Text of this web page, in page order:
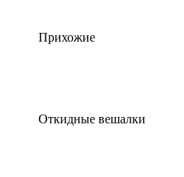
Прихожие
Откидные вешалки